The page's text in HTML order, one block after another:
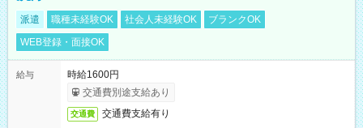
派遣 職種未経験OK 社会人未経験OK
ブランクOK
WEB登録・面接OK
給与
時給1600円
交通費別途支給あり
交通費 交通費支給有り